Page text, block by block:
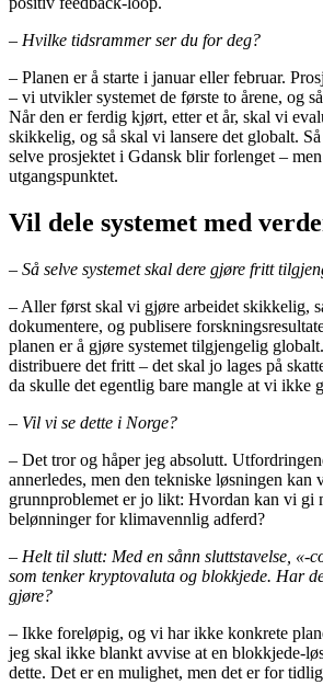
– Hvilke tidsrammer ser du for deg?
– Planen er å starte i januar eller februar.
– vi utvikler systemet de første to årene, og
Når den er ferdig kjørt, etter et år, skal vi
skikkelig, og så skal vi lansere det globalt.
selve prosjektet i Gdansk blir forlenget –
utgangspunktet.
Vil dele systemet med
– Så selve systemet skal dere gjøre fritt
– Aller først skal vi gjøre arbeidet skikkelig,
dokumentere, og publisere
planen er å gjøre systemet tilgjengelig
distribuere det fritt – det skal jo lages på
da skulle det egentlig bare mangle at vi ikke
– Vil vi se dette i Norge?
– Det tror og håper jeg absolutt.
annerledes, men den tekniske løsningen kan
grunnproblemet er jo likt: Hvordan kan vi gi
belønninger for klimavennlig adferd?
– Helt til slutt: Med en sånn sluttstavelse, «-
som tenker kryptovaluta og blokkjede. Har
gjøre?
– Ikke foreløpig, og vi har ikke konkrete
jeg skal ikke blankt avvise at en blokkjede-
dette. Det er en mulighet, men det er for